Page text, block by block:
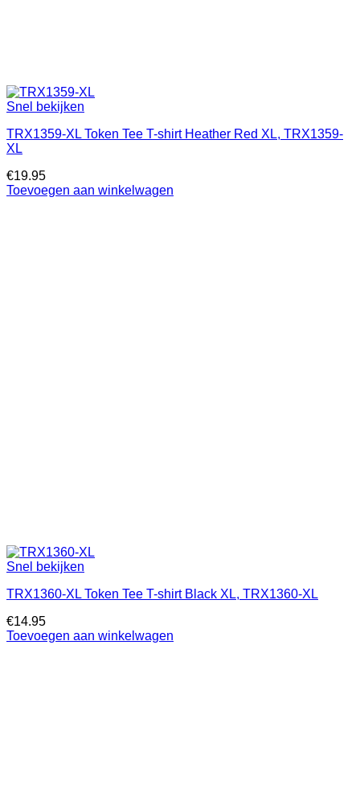
Snel bekijken
TRX1359-XL Token Tee T-shirt Heather Red XL, TRX1359-
XL
€19.95
Toevoegen aan winkelwagen
Snel bekijken
TRX1360-XL Token Tee T-shirt Black XL, TRX1360-XL
€14.95
Toevoegen aan winkelwagen